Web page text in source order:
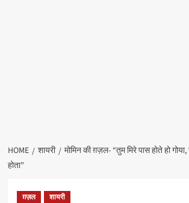
HOME शायरी
मोमिन की ग़ज़ल- “तुम मिरे पास होते हो
होता”
ग़ज़ल शायरी